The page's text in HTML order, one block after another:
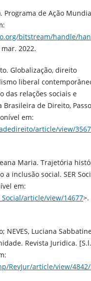
Programa de Ação
bitstream/handle/
2022.
Globalização, direito
liberal
das relações sociais e
de Direito, Passo
em:
article/view/
Maria. Trajetória
inclusão social. SER
em:
article/view/14677>.
NEVES, Luciana
Revista Juridica.
article/view/4842/